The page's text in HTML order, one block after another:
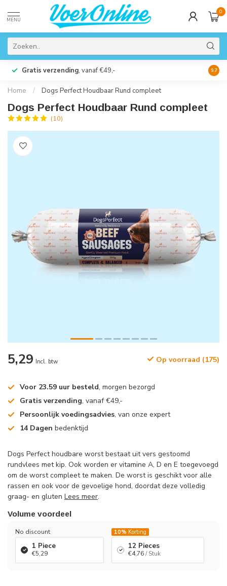
MENU
0
Gratis verzending, vanaf €49,- 9.7
Home / Dogs Perfect Houdbaar Rund compleet
Dogs Perfect Houdbaar Rund compleet
(10)
5,29 Incl. btw Op voorraad (175)
Voor 23.59 uur besteld, morgen bezorgd
Gratis verzending, vanaf €49,-
Persoonlijk voedingsadvies, van onze expert
14 Dagen bedenktijd
Dogs Perfect houdbare worst bestaat uit vers gestoomd
rundvlees met kip. Ook worden er vitamine A, D en E toegevoegd
om de worst compleet te maken. De worst is geschikt voor alle
rassen en ook voor de gevoelige hond, doordat deze volledig
graag- en gluten Lees meer.
Volume voordeel
No discount
1 Piece
€5,29
10% Korting
12 Pieces
€4,76/ Stuk